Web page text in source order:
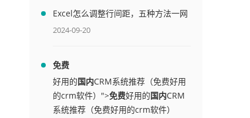
Excel怎么调整行间距，五种方法一网
打尽
2024-09-20
免费
好用的国内CRM系统推荐（免费好用
的crm软件）">免费好用的国内CRM
系统推荐（免费好用的crm软件）